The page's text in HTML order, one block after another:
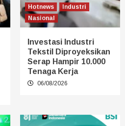
Hotnews
Industri
Nasional
Investasi Industri
Tekstil Diproyeksikan
Serap Hampir 10.000
Tenaga Kerja
06/08/2026